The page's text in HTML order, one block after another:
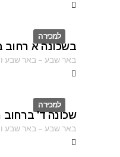
למכירה
ID
בשכונה א רחוב
באר שבע–באר שבע
למכירה
ID
שכונה ד' ברחוב
באר שבע–באר שבע